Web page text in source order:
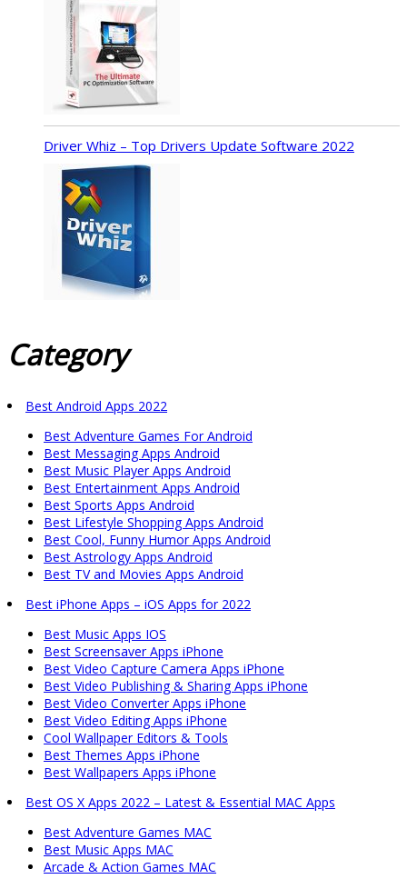
Driver Whiz – Top Drivers Update Software 2022
Category
Best Android Apps 2022
Best Adventure Games For Android
Best Messaging Apps Android
Best Music Player Apps Android
Best Entertainment Apps Android
Best Sports Apps Android
Best Lifestyle Shopping Apps Android
Best Cool, Funny Humor Apps Android
Best Astrology Apps Android
Best TV and Movies Apps Android
Best iPhone Apps – iOS Apps for 2022
Best Music Apps IOS
Best Screensaver Apps iPhone
Best Video Capture Camera Apps iPhone
Best Video Publishing & Sharing Apps iPhone
Best Video Converter Apps iPhone
Best Video Editing Apps iPhone
Cool Wallpaper Editors & Tools
Best Themes Apps iPhone
Best Wallpapers Apps iPhone
Best OS X Apps 2022 – Latest & Essential MAC Apps
Best Adventure Games MAC
Best Music Apps MAC
Arcade & Action Games MAC